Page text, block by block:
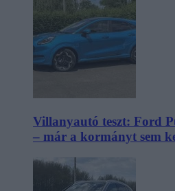
Villanyautó teszt: Ford
– már a kormányt sem